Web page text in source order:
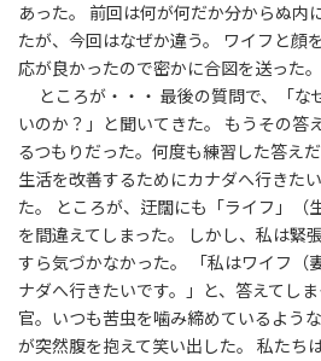
あった。 前回は何が何だか分からぬ内
たが、今回はなぜか違う。 ワイフと顔
応が良かったので密かに合図を送った。
ところが・・・ 最後の質問で、「な
いのか？」と聞いてきた。 もうその答
るつもりだった。何度も練習した答え
生活を改善するためにカナダへ行きた
た。 ところが、迂闊にも「ライフ」（
を間違えてしまった。 しかし、私は緊
すら気づかなかった。 「私はワイフ（
ナダへ行きたいです。」と、答えてし
官。いつも苦虫を噛み締めているよう
が突然腹を抱えて笑い出した。 私たち